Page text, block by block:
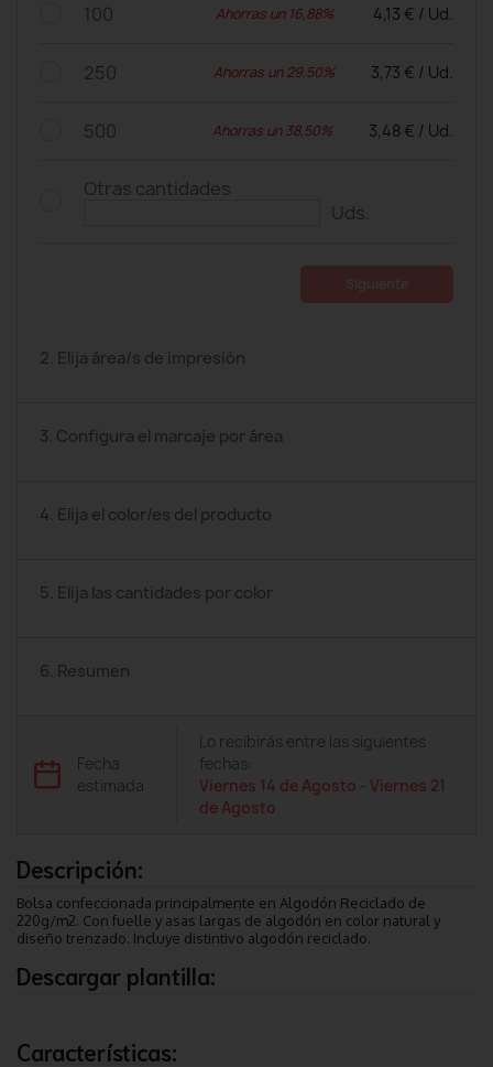
100 Ahorras un 16,88% 4,13 € / Ud.
250 Ahorras un 29,50% 3,73 € / Ud.
500 Ahorras un 38,50% 3,48 € / Ud.
Otras cantidades
Uds.
2. Elija área/s de impresión
3. Configura el marcaje por área
4. Elija el color/es del producto
5. Elija las cantidades por color
6. Resumen
Fecha
estimada
Lo recibirás entre las siguientes
fechas:
Viernes 14 de Agosto -Viernes 21
de Agosto
Descripción:
Bolsa confeccionada principalmente en Algodón Reciclado de
220g/m2. Con fuelle y asas largas de algodón en color natural y
diseño trenzado. Incluye distintivo algodón reciclado.
Descargar plantilla:
Características: